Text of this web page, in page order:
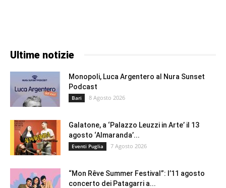
Ultime notizie
Monopoli, Luca Argentero al Nura Sunset
Podcast
Bari 8 Agosto 2026
Galatone, a ‘Palazzo Leuzzi in Arte’ il 13
agosto ‘Almaranda’...
Eventi Puglia 7 Agosto 2026
“Mon Rêve Summer Festival”: l’11 agosto
concerto dei Patagarri a...